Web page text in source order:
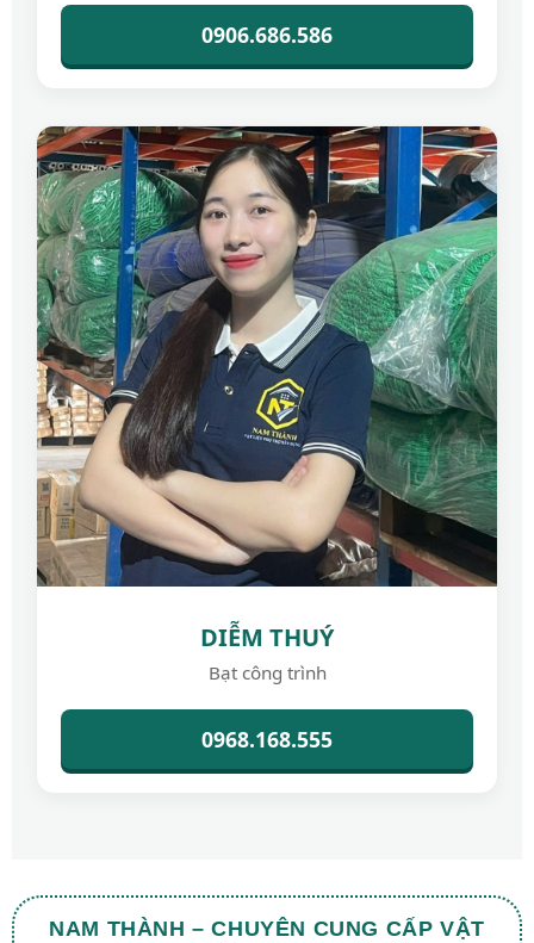
0906.686.586
DIỄM THUÝ
Bạt công trình
0968.168.555
NAM THÀNH – CHUYÊN CUNG CẤP VẬT